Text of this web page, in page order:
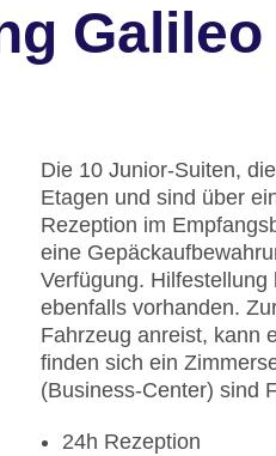
Die 10 Junior-Suiten,
Etagen und sind über
Rezeption im
eine
Verfügung.
ebenfalls vorhanden.
Fahrzeug anreist, kann
finden sich ein
(Business-Center) sind
24h Rezeption